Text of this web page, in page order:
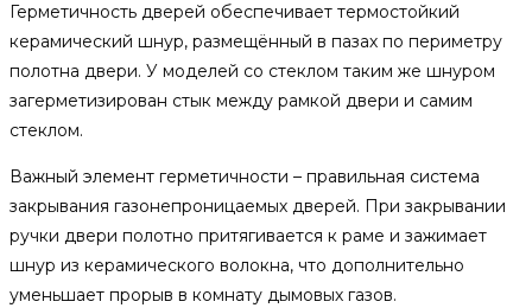
Герметичность дверей обеспечивает термостойкий
керамический шнур, размещённый в пазах по периметру
полотна двери. У моделей со стеклом таким же шнуром
загерметизирован стык между рамкой двери и самим
стеклом.
Важный элемент герметичности – правильная система
закрывания газонепроницаемых дверей. При закрывании
ручки двери полотно притягивается к раме и зажимает
шнур из керамического волокна, что дополнительно
уменьшает прорыв в комнату дымовых газов.